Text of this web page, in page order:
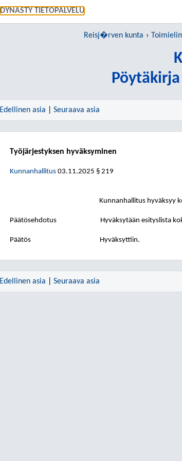
DYNASTY TIETOPALVELU
Reisj�rven kunta
Edellinen asia Seuraava asia
Työjärjestyksen hyväksyminen
Kunnanhallitus 03.11.2025 § 219
Kunnanhallitushyväksyy
Päätösehdotus Hyväksytään esityslista
Päätös Hyväksyttiin.
Edellinen asia Seuraava asia